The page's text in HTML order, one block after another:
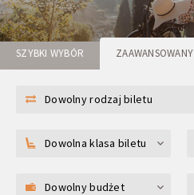
SZYBKI WYBÓR ZAAWANSOWANY
Dowolny rodzaj biletu
Dowolna klasa biletu
Dowolny budżet